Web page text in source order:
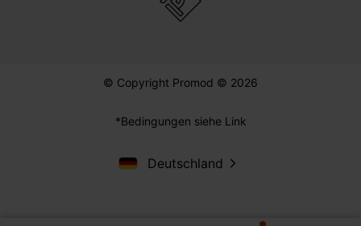
© Copyright Promod © 2026
*Bedingungen siehe Link
Deutschland